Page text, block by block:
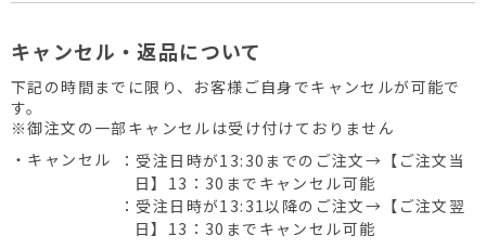
キャンセル・返品について
下記の時間までに限り、お客様ご自身でキャンセルが可能で
す。
※御注文の一部キャンセルは受け付けておりません
・キャンセル
：受注日時が13:30までのご注文→【ご注文当
日】13：30までキャンセル可能
：受注日時が13:31以降のご注文→【ご注文翌
日】13：30までキャンセル可能